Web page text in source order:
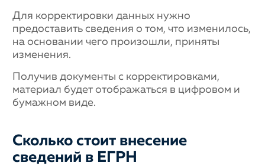
Для корректировки данных нужно
предоставить сведения о том, что изменилось,
на основании чего произошли, приняты
изменения.
Получив документы с корректировками,
материал будет отображаться в цифровом и
бумажном виде.
Сколько стоит внесение
сведений в ЕГРН